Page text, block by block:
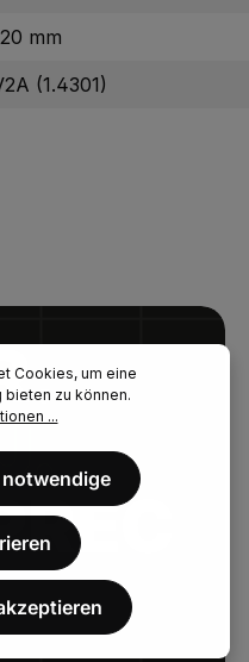
mm
(1.4301)
Cookies, um eine
zu können.
...